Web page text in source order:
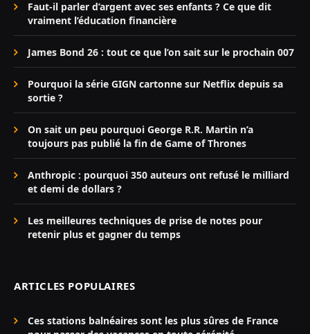
Faut-il parler d’argent avec ses enfants ? Ce que dit
vraiment l’éducation financière
James Bond 26 : tout ce que l’on sait sur le prochain 007
Pourquoi la série GIGN cartonne sur Netflix depuis sa
sortie ?
On sait un peu pourquoi George R.R. Martin n’a
toujours pas publié la fin de Game of Thrones
Anthropic : pourquoi 350 auteurs ont refusé le milliard
et demi de dollars ?
Les meilleures techniques de prise de notes pour
retenir plus et gagner du temps
ARTICLES POPULAIRES
Ces stations balnéaires sont les plus sûres de France